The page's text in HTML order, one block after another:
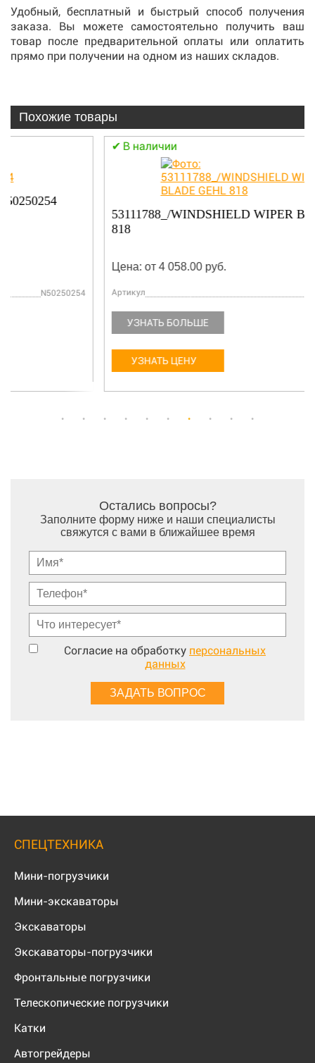
Удобный, бесплатный и быстрый способ получения
заказа. Вы можете самостоятельно получить ваш
товар после предварительной оплаты или оплатить
прямо при получении на одном из наших складов.
Похожие товары
53111788_/WINDSHIELD WIPER BLADE GEHL
Цена: от 4 058.00 руб.
Артикул
Остались вопросы?
Заполните форму ниже и наши специалисты
свяжутся с вами в ближайшее время
Согласие на обработку персональных
данных
СПЕЦТЕХНИКА
Мини-погрузчики
Мини-экскаваторы
Экскаваторы
Экскаваторы-погрузчики
Фронтальные погрузчики
Телескопические погрузчики
Катки
Автогрейдеры